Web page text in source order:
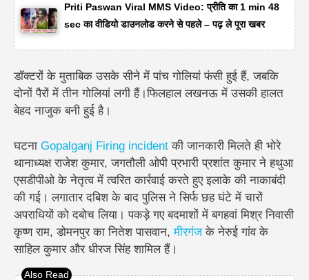
Priti Paswan Viral MMS Video: प्रीति का 1 min 48
sec का वीडियो डाउनलोड करने से पहले – पढ़ ले पूरा खबर
डॉक्टरों के मुताबिक उसके सीने में पांच गोलियां फंसी हुई हैं, जबकि
दोनों पैरों में तीन गोलियां लगी हैं।फिलहाल लखनऊ में उसकी हालत
बेहद नाजुक बनी हुई है।
घटना Gopalganj Firing incident की जानकारी मिलते ही भोरे
थानाध्यक्ष राजेश कुमार, जगतौली ओपी प्रभारी प्रशांत कुमार ने हथुआ
एसडीपीओ के नेतृत्व में त्वरित कार्रवाई करते हुए इलाके की नाकाबंदी
की गई। लगातार दबिश के बाद पुलिस ने सिर्फ छह घंटे में चारों
अपराधियों को दबोच लिया। पकड़े गए बदमाशों में बगहवां मिश्र निवासी
कृष्ण राम, डोमनपुर का नितेश पासवान,मीरगंजके नेरुई गांव के
साहिल कुमार और धीरज सिंह शामिल हैं।